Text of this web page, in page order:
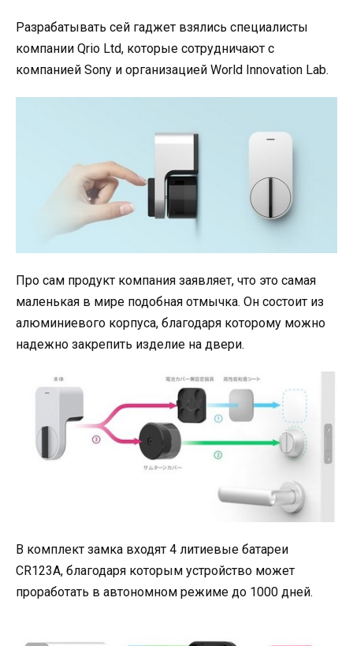
Разрабатывать сей гаджет взялись специалисты
компании Qrio Ltd, которые сотрудничают с
компанией Sony и организацией World Innovation Lab.
Про сам продукт компания заявляет, что это самая
маленькая в мире подобная отмычка. Он состоит из
алюминиевого корпуса, благодаря которому можно
надежно закрепить изделие на двери.
В комплект замка входят 4 литиевые батареи
CR123A, благодаря которым устройство может
проработать в автономном режиме до 1000 дней.